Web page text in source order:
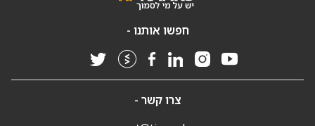
חפשו אותנו -
צרו קשר -